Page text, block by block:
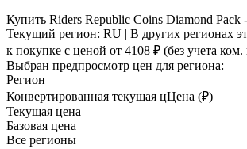
Купить Riders Republic Coins Diamond Pack
Текущий регион: RU | В других регионах
к покупке с ценой от 4108 ₽ (без учета
Выбран предпросмотр цен для региона:
Регион
Конвертированная текущая цЦена (₽)
Текущая цена
Базовая цена
Все регионы